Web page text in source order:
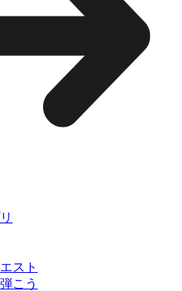
スト
こう